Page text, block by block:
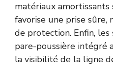
matériaux amortissants
favorise une prise sûre,
de protection. Enfin, les
pare-poussière
la visibilité de la ligne